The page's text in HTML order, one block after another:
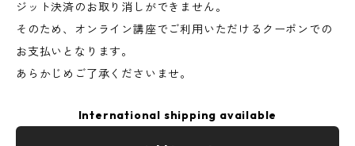
ジット決済のお取り消しができません。
そのため、オンライン講座でご利用いただけるクーポンでの
お支払いとなります。
あらかじめご了承くださいませ。
International shipping available